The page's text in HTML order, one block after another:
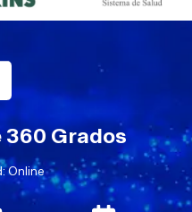
360 Grados
Online